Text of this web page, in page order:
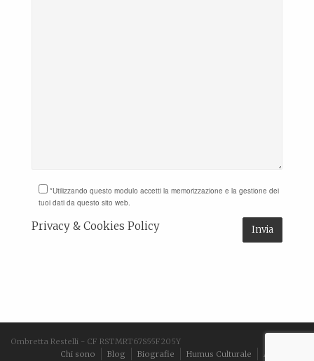
*Utilizzando questo modulo accetti la memorizzazione e la gestione dei
tuoi dati da questo sito web.
Privacy & Cookies Policy
Ombretta Restelli - CF RSTMRT67S55F205Y
Chi sono
Blog Biografie Humus Culturale Aforismi